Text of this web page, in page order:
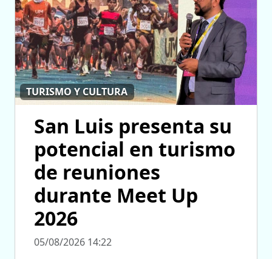
TURISMO Y CULTURA
San Luis presenta su
potencial en turismo
de reuniones
durante Meet Up
2026
05/08/2026 14:22